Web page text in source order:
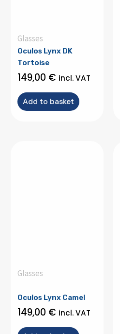
Glasses
Oculos Lynx DK
Tortoise
149,00 € incl. VAT
Add to basket
Glasses
Oculos Lynx Camel
149,00 € incl. VAT